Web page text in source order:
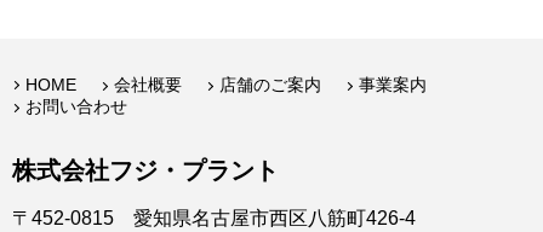
HOME 会社概要 店舗のご案内
事業案内
お問い合わせ
株式会社フジ・プラント
〒452-0815 愛知県名古屋市西区八筋町426-4